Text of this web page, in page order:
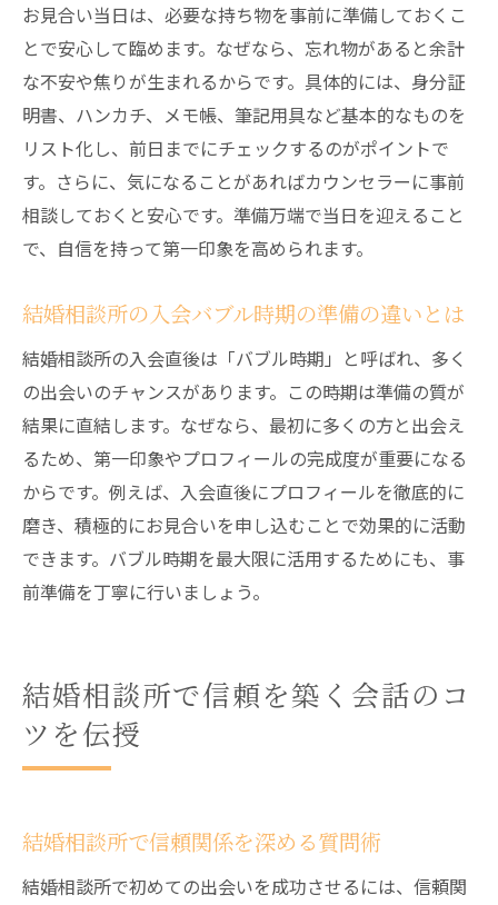
お見合い当日は、必要な持ち物を事前に準備しておくこ
とで安心して臨めます。なぜなら、忘れ物があると余計
な不安や焦りが生まれるからです。具体的には、身分証
明書、ハンカチ、メモ帳、筆記用具など基本的なものを
リスト化し、前日までにチェックするのがポイントで
す。さらに、気になることがあればカウンセラーに事前
相談しておくと安心です。準備万端で当日を迎えること
で、自信を持って第一印象を高められます。
結婚相談所の入会バブル時期の準備の違いとは
結婚相談所の入会直後は「バブル時期」と呼ばれ、多く
の出会いのチャンスがあります。この時期は準備の質が
結果に直結します。なぜなら、最初に多くの方と出会え
るため、第一印象やプロフィールの完成度が重要になる
からです。例えば、入会直後にプロフィールを徹底的に
磨き、積極的にお見合いを申し込むことで効果的に活動
できます。バブル時期を最大限に活用するためにも、事
前準備を丁寧に行いましょう。
結婚相談所で信頼を築く会話のコ
ツを伝授
結婚相談所で信頼関係を深める質問術
結婚相談所で初めての出会いを成功させるには、信頼関